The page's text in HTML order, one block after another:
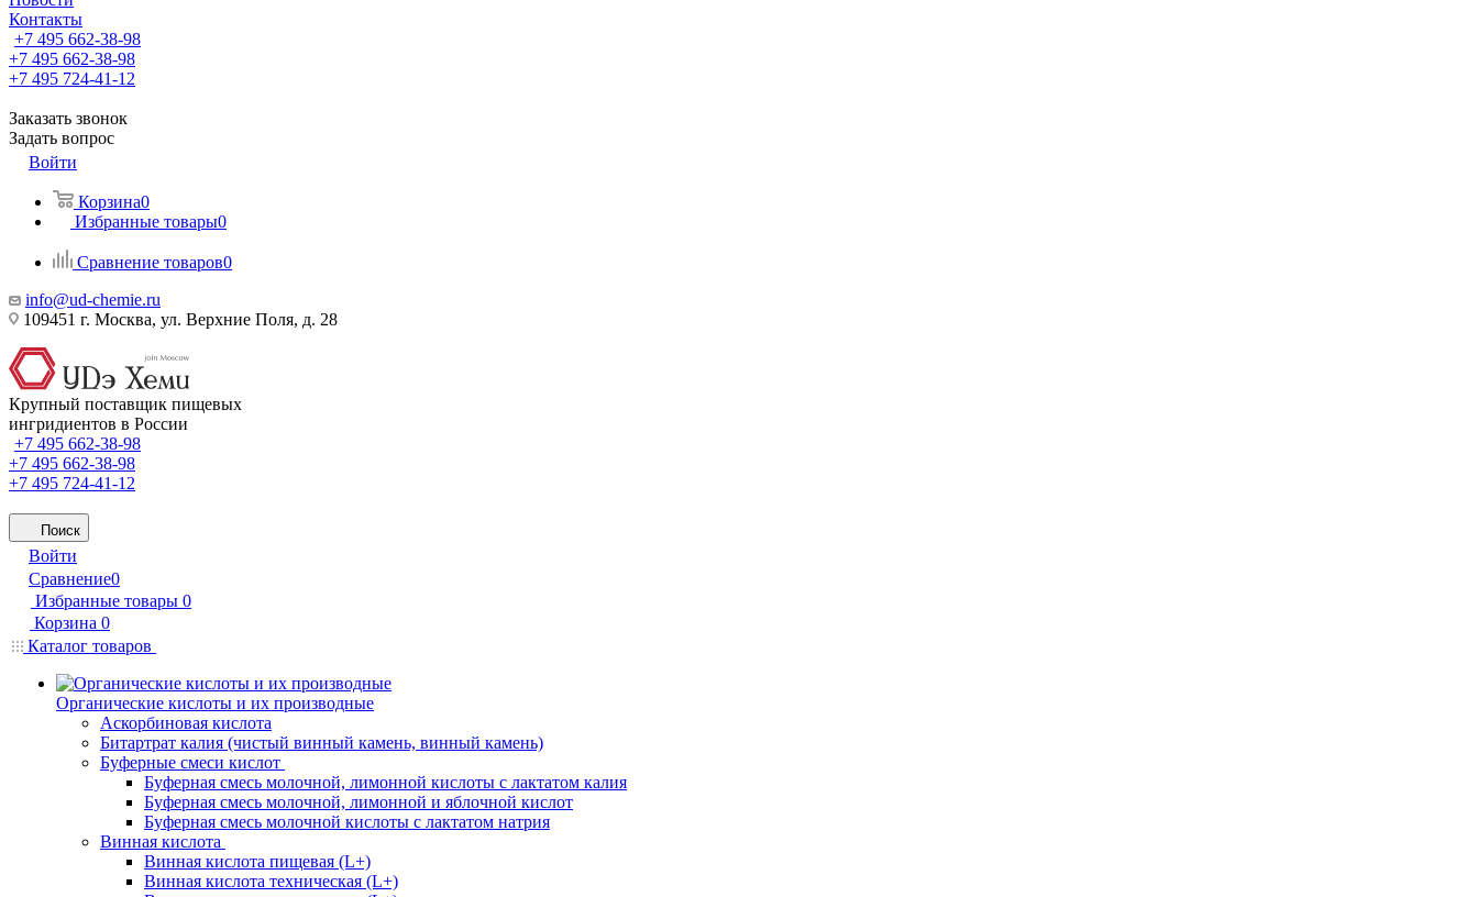
Контакты
+7 495 662-38-98
+7 495 662-38-98
+7 495 724-41-12
Заказать звонок
Задать вопрос
Войти
Корзина0
Избранные товары0
Сравнение товаров0
info@ud-chemie.ru
109451 г. Москва, ул. Верхние Поля, д. 28
Крупный поставщик пищевых
ингридиентов в России
+7 495 662-38-98
+7 495 662-38-98
+7 495 724-41-12
Поиск
Войти
Сравнение0
Избранные товары 0
Корзина 0
Каталог товаров
Органические кислоты и их производные
Аскорбиновая кислота
Битартрат калия (чистый винный камень, винный камень)
Буферные смеси кислот
Буферная смесь молочной, лимонной кислоты с лактатом калия
Буферная смесь молочной, лимонной и яблочной кислот
Буферная смесь молочной кислоты с лактатом натрия
Винная кислота
Винная кислота пищевая (L+)
Винная кислота техническая (L+)